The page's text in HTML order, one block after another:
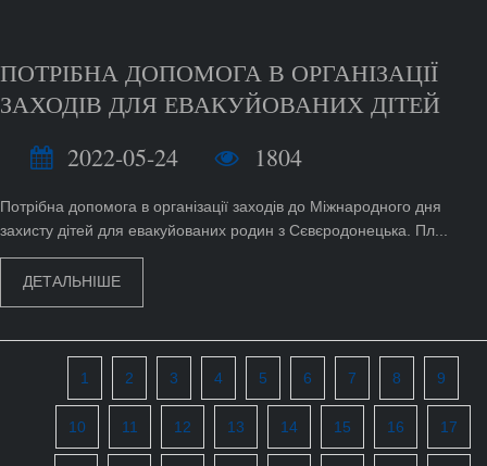
ПОТРІБНА ДОПОМОГА В ОРГАНІЗАЦІЇ
ЗАХОДІВ ДЛЯ ЕВАКУЙОВАНИХ ДІТЕЙ
2022-05-24
1804
Потрібна допомога в організації заходів до Міжнародного дня
захисту дітей для евакуйованих родин з Сєвєродонецька. Пл...
ДЕТАЛЬНІШЕ
1 2 3 4 5 6 7 8 9
10 11 12 13 14 15 16 17